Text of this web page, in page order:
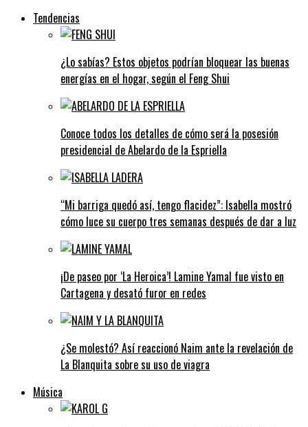
Tendencias
¿Lo sabías? Estos objetos podrían bloquear las buenas
energías en el hogar, según el Feng Shui
Conoce todos los detalles de cómo será la posesión
presidencial de Abelardo de la Espriella
“Mi barriga quedó así, tengo flacidez”: Isabella mostró
cómo luce su cuerpo tres semanas después de dar a luz
¡De paseo por ‘La Heroica’! Lamine Yamal fue visto en
Cartagena y desató furor en redes
¿Se molestó? Así reaccionó Naim ante la revelación de
La Blanquita sobre su uso de viagra
Música